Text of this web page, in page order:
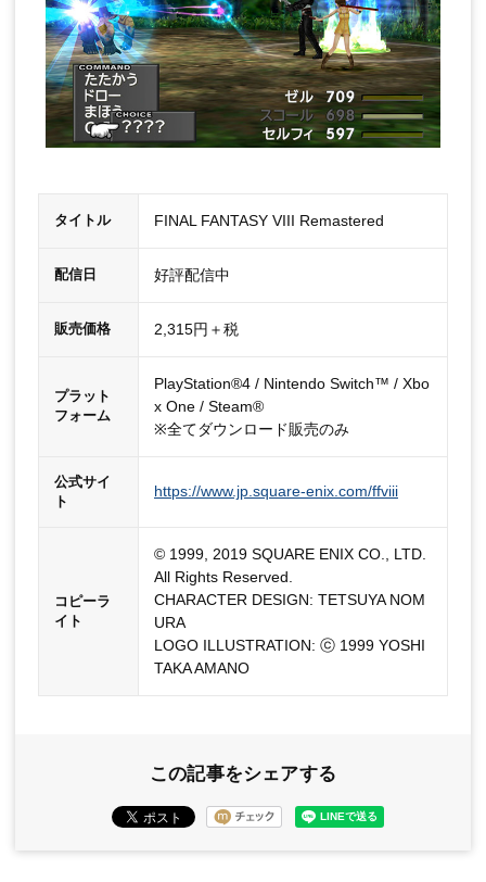
タイトル FINAL FANTASY VIII Remastered
配信日 好評配信中
販売価格 2,315円＋税
プラット
フォーム
PlayStation®4 / Nintendo Switch™ / Xbo
x One / Steam®
※全てダウンロード販売のみ
公式サイ
ト
https://www.jp.square-enix.com/ffviii
コピーラ
イト
© 1999, 2019 SQUARE ENIX CO., LTD.
All Rights Reserved.
CHARACTER DESIGN: TETSUYA NOM
URA
LOGO ILLUSTRATION: ⓒ 1999 YOSHI
TAKA AMANO
この記事をシェアする